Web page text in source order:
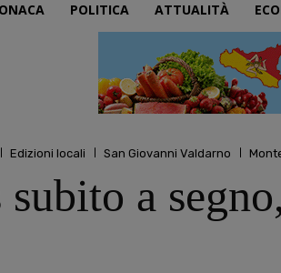
POLITICA ATTUALITÀ
Edizioni locali San Giovanni Valdarno
subito a